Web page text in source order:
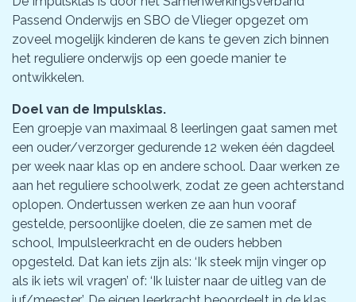
Passend Onderwijs en SBO de Vlieger opgezet om
zoveel mogelijk kinderen de kans te geven zich binnen
het reguliere onderwijs op een goede manier te
ontwikkelen.
Doel van de Impulsklas.
Een groepje van maximaal 8 leerlingen gaat samen met
een ouder/verzorger gedurende 12 weken één dagdeel
per week naar klas op en andere school. Daar werken ze
aan het reguliere schoolwerk, zodat ze geen achterstand
oplopen. Ondertussen werken ze aan hun vooraf
gestelde, persoonlijke doelen, die ze samen met de
school, Impulsleerkracht en de ouders hebben
opgesteld. Dat kan iets zijn als: ‘Ik steek mijn vinger op
als ik iets wil vragen’ of: ‘Ik luister naar de uitleg van de